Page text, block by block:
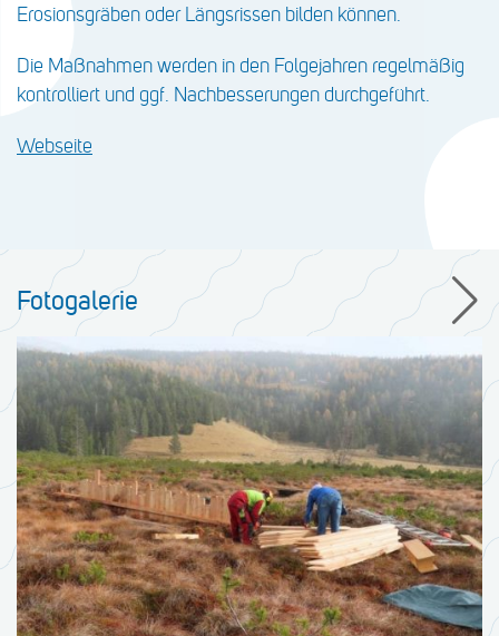
Erosionsgräben oder Längsrissen bilden können.
Die Maßnahmen werden in den Folgejahren regelmäßig
kontrolliert und ggf. Nachbesserungen durchgeführt.
Webseite
Fotogalerie